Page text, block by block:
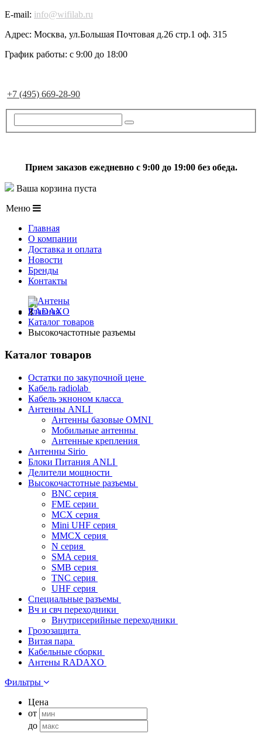
E-mail: info@wifilab.ru
Адрес: Москва, ул.Большая Почтовая д.26 стр.1 оф. 315
График работы: с 9:00 до 18:00
+7 (495) 669-28-90
Прием заказов ежедневно с 9:00 до 19:00 без обеда.
Ваша корзина пуста
Меню
Главная
О компании
Доставка и оплата
Новости
Бренды
Контакты
Главная
Каталог товаров
Высокочастотные разъемы
Каталог товаров
Остатки по закупочной цене
Кабель radiolab
Кабель экноном класса
Антенны ANLI
Антенны базовые OMNI
Мобильные антенны
Антенные крепления
Антенны Sirio
Блоки Питания ANLI
Делители мощности
Высокочастотные разъемы
BNC серия
FME серии
MCX серия
Mini UHF серия
MMCX серия
N серия
SMA серия
SMB серия
TNC серия
UHF серия
Специальные разъемы
Вч и свч переходники
Внутрисерийные переходники
Грозозащита
Витая пара
Кабельные сборки
Антены RADAXO
Фильтры
Цена
от
до